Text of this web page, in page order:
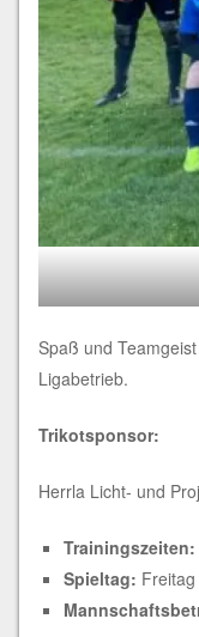
Spaß und
Ligabetrieb.
Trikotsponsor:
Herrla Licht- und
Trainingszeiten:
Spieltag: